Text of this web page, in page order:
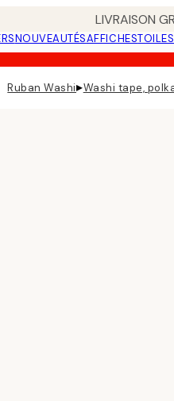
LIVRAISON
NOUVEAUTÉSAFFICHESTOILES
Ruban Washi▸Washi tape,